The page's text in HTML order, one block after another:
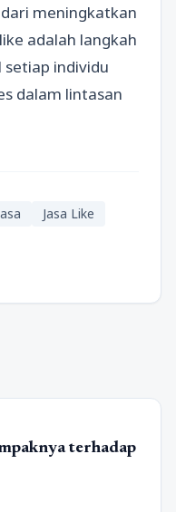
meningkatkan
adalah langkah
individu
dalam lintasan
Jasa Like
terhadap